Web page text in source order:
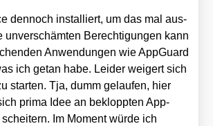
den­noch instal­liert, um das mal aus­
unver­schäm­ten Berech­ti­gun­gen kann
Anwen­dun­gen wie App­Guard
ich getan habe. Lei­der wei­gert sich
star­ten. Tja, dumm gelau­fen, hier
pri­ma Idee an beklopp­ten App-
Im Moment wür­de ich